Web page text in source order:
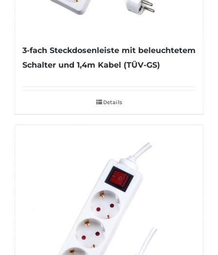
3-fach Steckdosenleiste mit beleuchtetem
Schalter und 1,4m Kabel (TÜV-GS)
Details